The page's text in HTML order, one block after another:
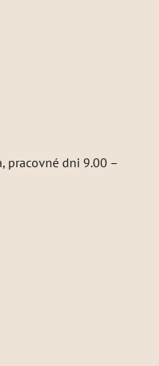
pracovné dni 9.00 –